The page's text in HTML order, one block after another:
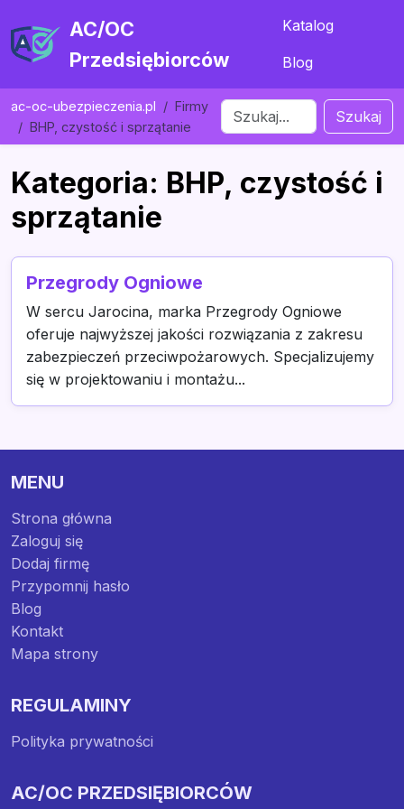
AC/OC
Przedsiębiorców
Katalog
Blog
ac-oc-ubezpieczenia.pl
Firmy
BHP, czystość i sprzątanie
Szukaj
Kategoria: BHP, czystość i
sprzątanie
Przegrody Ogniowe
W sercu Jarocina, marka Przegrody Ogniowe
oferuje najwyższej jakości rozwiązania z zakresu
zabezpieczeń przeciwpożarowych. Specjalizujemy
się w projektowaniu i montażu...
MENU
Strona główna
Zaloguj się
Dodaj firmę
Przypomnij hasło
Blog
Kontakt
Mapa strony
REGULAMINY
Polityka prywatności
AC/OC PRZEDSIĘBIORCÓW